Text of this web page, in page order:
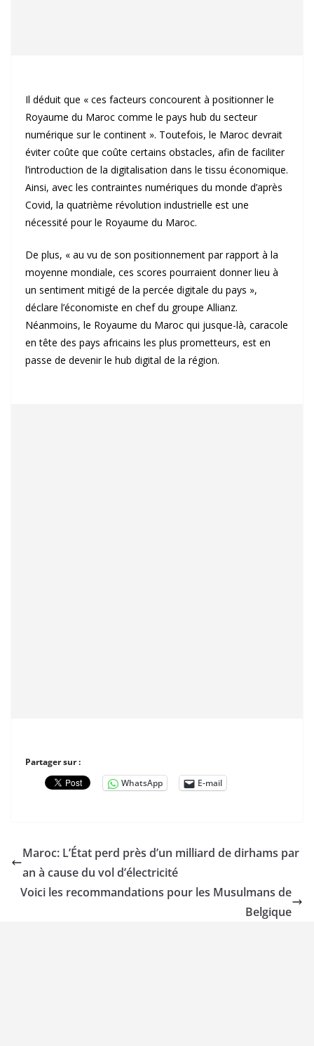
Il déduit que « ces facteurs concourent à positionner le
Royaume du Maroc comme le pays hub du secteur
numérique sur le continent ». Toutefois, le Maroc devrait
éviter coûte que coûte certains obstacles, afin de faciliter
l’introduction de la digitalisation dans le tissu économique.
Ainsi, avec les contraintes numériques du monde d’après
Covid, la quatrième révolution industrielle est une
nécessité pour le Royaume du Maroc.
De plus, « au vu de son positionnement par rapport à la
moyenne mondiale, ces scores pourraient donner lieu à
un sentiment mitigé de la percée digitale du pays »,
déclare l’économiste en chef du groupe Allianz.
Néanmoins, le Royaume du Maroc qui jusque-là, caracole
en tête des pays africains les plus prometteurs, est en
passe de devenir le hub digital de la région.
Partager sur :
WhatsApp
E-mail
Maroc: L’État perd près d’un milliard de dirhams par
an à cause du vol d’électricité
Voici les recommandations pour les Musulmans de
Belgique